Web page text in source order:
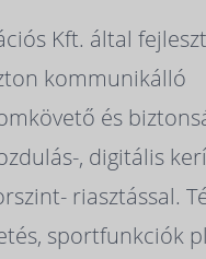
Kft. által
kommunikálló
és
, digitális
riasztással.
sportfunkciók